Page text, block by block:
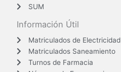
SUM
Información Útil
Matriculados de Electricidad
Matriculados Saneamiento
Turnos de Farmacia